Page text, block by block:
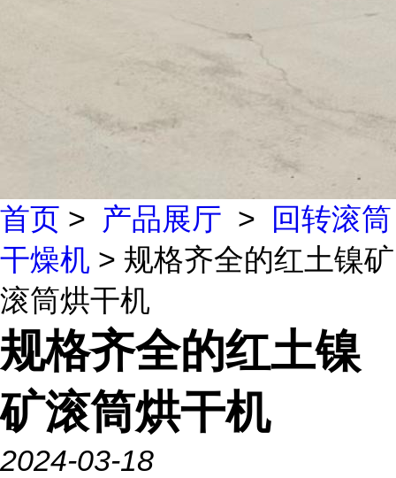
首页 > 产品展厅 >
回转滚筒
干燥机 > 规格齐全的红土镍矿
滚筒烘干机
规格齐全的红土镍
矿滚筒烘干机
2024-03-18